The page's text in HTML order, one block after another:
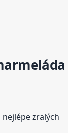
nejlépe zralých